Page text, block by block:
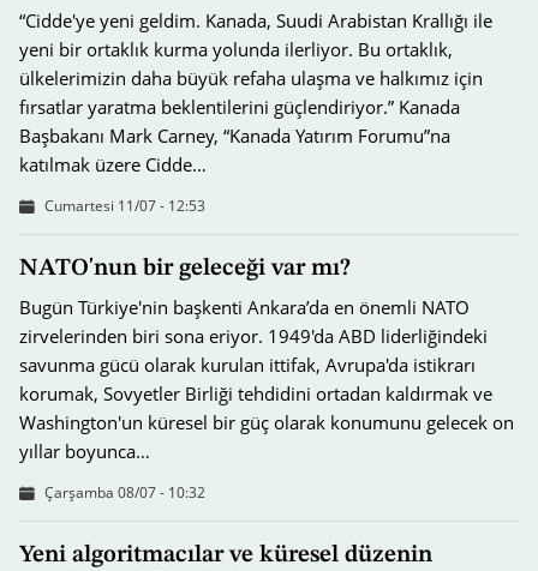
“Cidde'ye yeni geldim. Kanada, Suudi Arabistan Krallığı ile
yeni bir ortaklık kurma yolunda ilerliyor. Bu ortaklık,
ülkelerimizin daha büyük refaha ulaşma ve halkımız için
fırsatlar yaratma beklentilerini güçlendiriyor.” Kanada
Başbakanı Mark Carney, “Kanada Yatırım Forumu”na
katılmak üzere Cidde…
Cumartesi 11/07 - 12:53
NATO'nun bir geleceği var mı?
Bugün Türkiye'nin başkenti Ankara’da en önemli NATO
zirvelerinden biri sona eriyor. 1949'da ABD liderliğindeki
savunma gücü olarak kurulan ittifak, Avrupa'da istikrarı
korumak, Sovyetler Birliği tehdidini ortadan kaldırmak ve
Washington'un küresel bir güç olarak konumunu gelecek on
yıllar boyunca…
Çarşamba 08/07 - 10:32
Yeni algoritmacılar ve küresel düzenin